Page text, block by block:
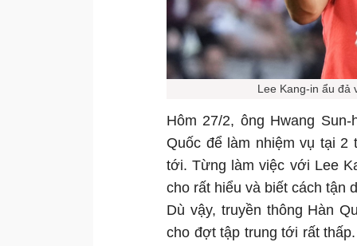
Lee Kang-in ẩu đả
Hôm 27/2, ông Hwang
Quốc để làm nhiệm vụ tại 2
tới. Từng làm việc với Lee
cho rất hiểu và biết cách tận
Dù vậy, truyền thông Hàn
cho đợt tập trung tới rất